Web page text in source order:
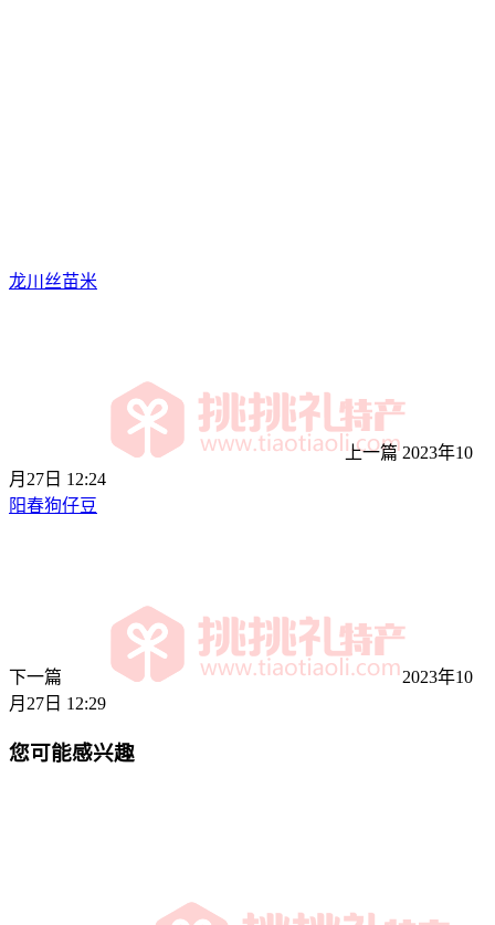
龙川丝苗米
上一篇 2023年10
月27日 12:24
阳春狗仔豆
下一篇
2023年10
月27日 12:29
您可能感兴趣